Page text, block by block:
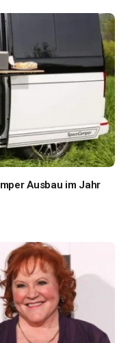
Ausbau im Jahr